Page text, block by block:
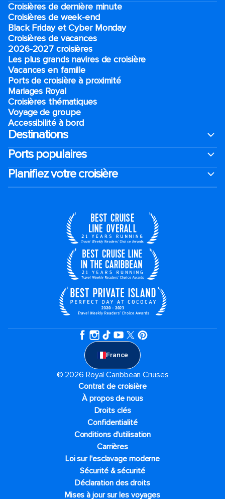
Croisières de dernière minute
Croisières de week-end
Black Friday et Cyber Monday
Croisières de vacances
2026-2027 croisières
Les plus grands navires de croisière
Vacances en famille
Ports de croisière à proximité
Mariages Royal
Croisières thématiques
Voyage de groupe​
Accessibilité à bord​
Destinations
Ports populaires
Planifiez votre croisière
France
© 2026 Royal Caribbean Cruises
Contrat de croisière
À propos de nous
Droits clés
Confidentialité
Conditions d'utilisation
Carrières
Loi sur l'esclavage moderne
Sécurité & sécurité
Déclaration des droits
Mises à jour sur les voyages